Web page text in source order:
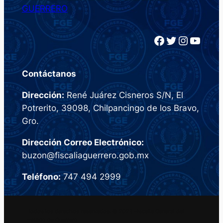
GUERRERO
Facebook Twitter InstagramYouTube
Contáctanos
Dirección: René Juárez Cisneros S/N, El
Potrerito, 39098, Chilpancingo de los Bravo,
Gro.
Dirección Correo Electrónico:
buzon@fiscaliaguerrero.gob.mx
Teléfono:747 494 2999